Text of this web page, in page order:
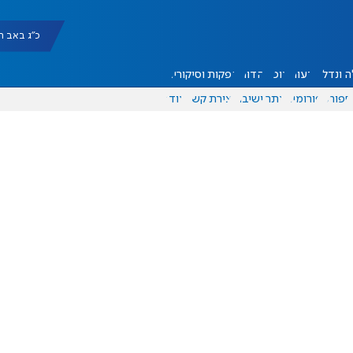
כ"ג באב תשפ"ו
ונדל"ן דעות אוכל יהדות הפקות וסיקורים
ספורט פורומים אתר ישיבה יצירת קשר עוד